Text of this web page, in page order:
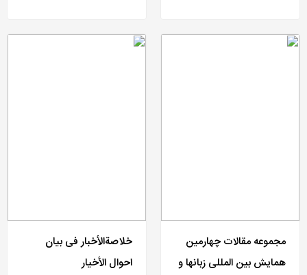
مجموعه مقالات چهارمین
همایش بین المللی زبانها و
خلاصة‎الأخبار فی بیان
احوال الأخیار